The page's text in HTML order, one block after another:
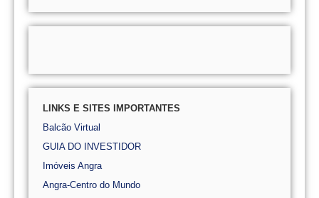
LINKS E SITES IMPORTANTES
Balcão Virtual
GUIA DO INVESTIDOR
Imóveis Angra
Angra-Centro do Mundo